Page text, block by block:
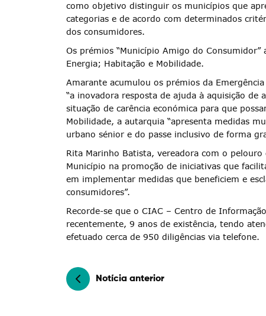
Termo de Pesquisa
Categorias gerais
Filtros
como objetivo distinguir os municípios que
categorias e de acordo com determinados
dos consumidores.
Os prémios “Município Amigo do
Energia; Habitação e Mobilidade.
Amarante acumulou os prémios da
“a inovadora resposta de ajuda à aquisição de
situação de carência económica para que
Mobilidade, a autarquia “apresenta medidas
urbano sénior e do passe inclusivo de forma
Rita Marinho Batista, vereadora com o
Município na promoção de iniciativas que
em implementar medidas que beneficiem e
consumidores”.
Recorde-se que o CIAC – Centro de
recentemente, 9 anos de existência, tendo
efetuado cerca de 950 diligências via telefone.
Notícia anterior